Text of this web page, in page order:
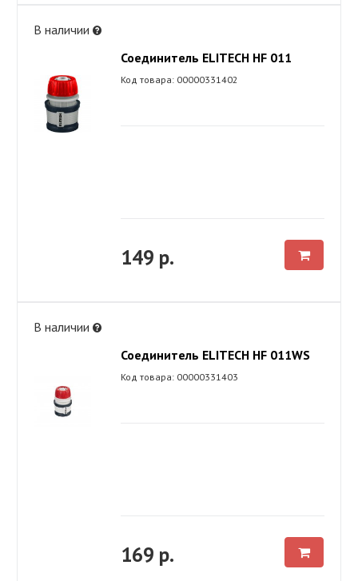
В наличии
Соединитель ELITECH HF 011
Код товара: 00000331402
149 р.
В наличии
Соединитель ELITECH HF 011WS
Код товара: 00000331403
169 р.